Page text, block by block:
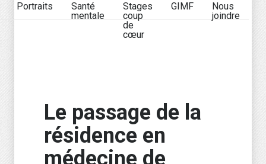
Portraits
Santé
mentale
Stages
coup
de
cœur
GIMF
Nous
joindre
Le passage de la
résidence en
médecine de